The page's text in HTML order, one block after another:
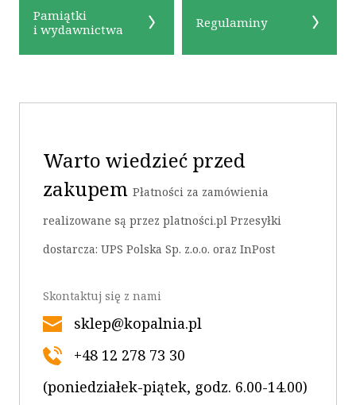
Pamiątki
i wydawnictwa Regulaminy
Warto wiedzieć przed
zakupem Płatności za zamówienia
realizowane są przez platności.pl Przesyłki
dostarcza: UPS Polska Sp. z.o.o. oraz InPost
Skontaktuj się z nami
sklep@kopalnia.pl
+48 12 278 73 30
(poniedziałek-piątek, godz. 6.00-14.00)
OK